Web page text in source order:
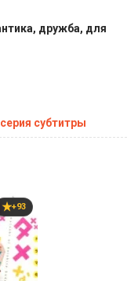
дружба, для
субтитры
+93